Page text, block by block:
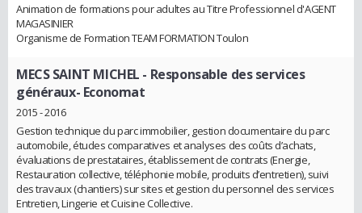
Animation de formations pour adultes au Titre Professionnel d'AGENT
MAGASINIER
Organisme de Formation TEAM FORMATION Toulon
MECS SAINT MICHEL - Responsable des services
généraux- Economat
2015 - 2016
Gestion technique du parc immobilier, gestion documentaire du parc
automobile, études comparatives et analyses des coûts d’achats,
évaluations de prestataires, établissement de contrats (Energie,
Restauration collective, téléphonie mobile, produits d’entretien), suivi
des travaux (chantiers) sur sites et gestion du personnel des services
Entretien, Lingerie et Cuisine Collective.